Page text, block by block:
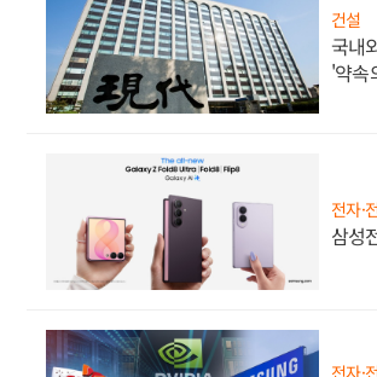
건설
국내
'약속
전자·
삼성
전자·